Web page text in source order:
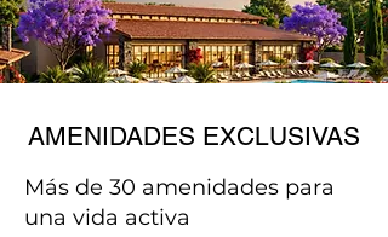
AMENIDADES EXCLUSIVAS
Más de 30 amenidades para
una vida activa